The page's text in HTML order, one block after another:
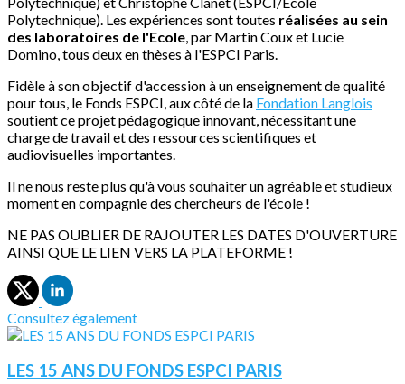
Polytechnique). Les expériences sont toutes réalisées au sein
des laboratoires de l'Ecole, par Martin Coux et Lucie
Domino, tous deux en thèses à l'ESPCI Paris.
Fidèle à son objectif d'accession à un enseignement de qualité
pour tous, le Fonds ESPCI, aux côté de la Fondation Langlois
soutient ce projet pédagogique innovant, nécessitant une
charge de travail et des ressources scientifiques et
audiovisuelles importantes.
Il ne nous reste plus qu'à vous souhaiter un agréable et studieux
moment en compagnie des chercheurs de l'école !
NE PAS OUBLIER DE RAJOUTER LES DATES D'OUVERTURE
AINSI QUE LE LIEN VERS LA PLATEFORME !
Consultez également
LES 15 ANS DU FONDS ESPCI PARIS